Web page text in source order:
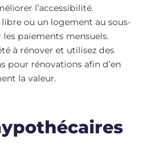
l’accessibilité.
ou un logement au sous-
paiements mensuels.
à rénover et utilisez des
pour rénovations afin d’en
la valeur.